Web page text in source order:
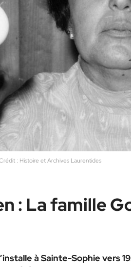
: Histoire et Archives Laurentides
: La famille
à Sainte-Sophie vers